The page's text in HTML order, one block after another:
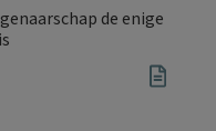
de enige